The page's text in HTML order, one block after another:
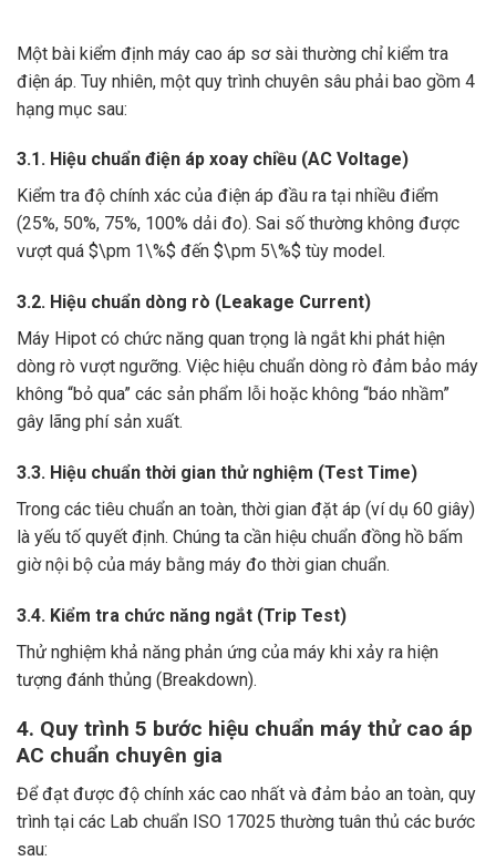
Một bài kiểm định máy cao áp sơ sài thường chỉ kiểm tra
điện áp. Tuy nhiên, một quy trình chuyên sâu phải bao gồm 4
hạng mục sau:
3.1. Hiệu chuẩn điện áp xoay chiều (AC Voltage)
Kiểm tra độ chính xác của điện áp đầu ra tại nhiều điểm
(25%, 50%, 75%, 100% dải đo). Sai số thường không được
vượt quá $\pm 1\%$ đến $\pm 5\%$ tùy model.
3.2. Hiệu chuẩn dòng rò (Leakage Current)
Máy Hipot có chức năng quan trọng là ngắt khi phát hiện
dòng rò vượt ngưỡng. Việc hiệu chuẩn dòng rò đảm bảo máy
không “bỏ qua” các sản phẩm lỗi hoặc không “báo nhầm”
gây lãng phí sản xuất.
3.3. Hiệu chuẩn thời gian thử nghiệm (Test Time)
Trong các tiêu chuẩn an toàn, thời gian đặt áp (ví dụ 60 giây)
là yếu tố quyết định. Chúng ta cần hiệu chuẩn đồng hồ bấm
giờ nội bộ của máy bằng máy đo thời gian chuẩn.
3.4. Kiểm tra chức năng ngắt (Trip Test)
Thử nghiệm khả năng phản ứng của máy khi xảy ra hiện
tượng đánh thủng (Breakdown).
4. Quy trình 5 bước hiệu chuẩn máy thử cao áp
AC chuẩn chuyên gia
Để đạt được độ chính xác cao nhất và đảm bảo an toàn, quy
trình tại các Lab chuẩn ISO 17025 thường tuân thủ các bước
sau: